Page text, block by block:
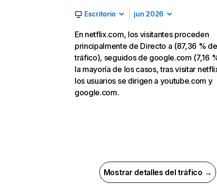
Escritorio jun 2026
En netflix.com, los visitantes proceden
principalmente de Directo a (87,36 % de
tráfico), seguidos de google.com (7,16
la mayoría de los casos, tras visitar
los usuarios se dirigen a youtube.com y
google.com.
Mostrar detalles del tráfico →